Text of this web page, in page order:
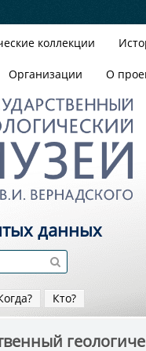
коллекции
Организации О
данных
Кто?